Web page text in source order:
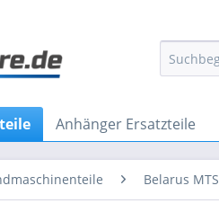
Anhänger Ersatzteile
Belarus MTS